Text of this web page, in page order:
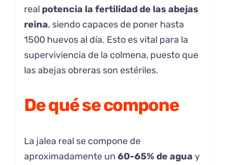
real potencia la fertilidad de las abejas
reina, siendo capaces de poner hasta
1500 huevos al día. Esto es vital para la
superviviencia de la colmena, puesto que
las abejas obreras son estériles.
De qué se compone
La jalea real se compone de
aproximadamente un 60-65% de agua y